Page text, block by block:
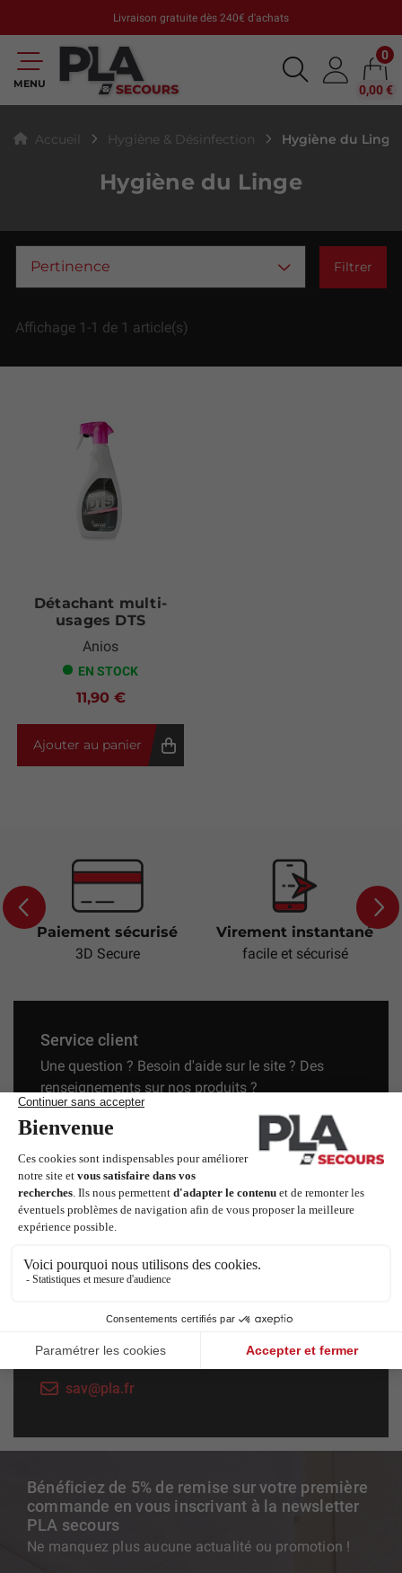
Livraison gratuite dès 240€ d'achats
MENU
0
0,00 €
Accueil Hygiène & Désinfection Hygiène du Linge
Hygiène du Linge
Pertinence Filtrer
Affichage 1-1 de 1 article(s)
Détachant multi-
usages DTS
Anios
EN STOCK
11,90 €
Ajouter au panier
Previous
Paiement sécurisé
3D Secure
Virement instantané
facile et sécurisé
Bénéficiez de 5% de remise sur votre première
commande en vous inscrivant à la newsletter
PLA secours
Ne manquez plus aucune actualité ou promotion !
Service client
Une question ? Besoin d'aide sur le site ? Des
renseignements sur nos produits ?
+33 (0)4 67 31 81 45
secours@pla.fr
Pour l'entretien et la réparation de votre
agréée s'occupe de vous.
+33 (0)4 67 31 80 45
sav@pla.fr